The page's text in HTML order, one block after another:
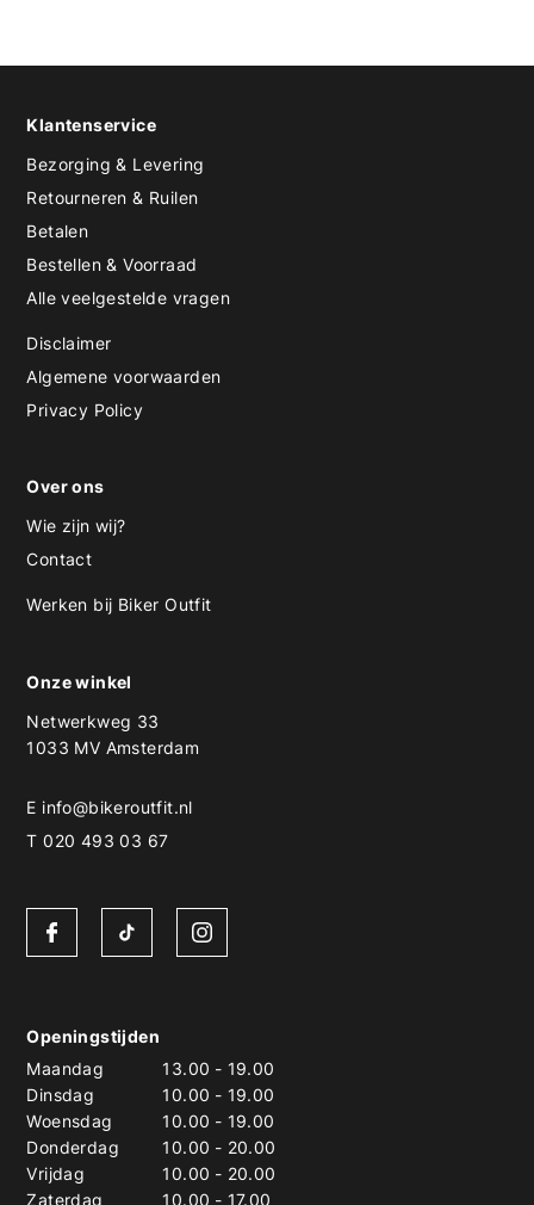
Klantenservice
Bezorging & Levering
Retourneren & Ruilen
Betalen
Bestellen & Voorraad
Alle veelgestelde vragen
Disclaimer
Algemene voorwaarden
Privacy Policy
Over ons
Wie zijn wij?
Contact
Werken bij Biker Outfit
Onze winkel
Netwerkweg 33
1033 MV Amsterdam
E info@bikeroutfit.nl
T 020 493 03 67
Openingstijden
Maandag
13.00 - 19.00
Dinsdag
10.00 - 19.00
Woensdag
10.00 - 19.00
Donderdag
10.00 - 20.00
Vrijdag
10.00 - 20.00
Zaterdag
10.00 - 17.00